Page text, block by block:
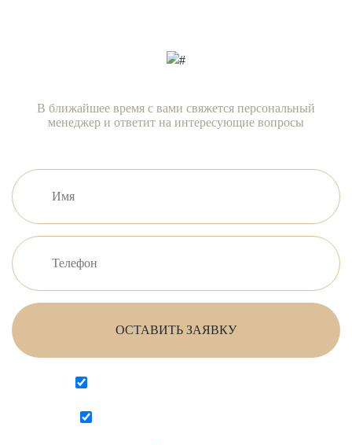
В ближайшее время с вами свяжется персональный
менеджер и ответит на интересующие вопросы
ОСТАВИТЬ ЗАЯВКУ